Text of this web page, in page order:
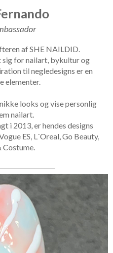
af SHE NAILDID.
sig for nailart, bykultur og
til negledesigns er en
elementer.
looks og vise personlig
nailart.
i 2013, er hendes designs
ES, L´Oreal, Go Beauty,
Costume.